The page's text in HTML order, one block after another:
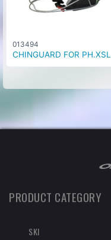
013494
CHINGUARD FOR PH.XSL
PRODUCT CATEGORY
SKI